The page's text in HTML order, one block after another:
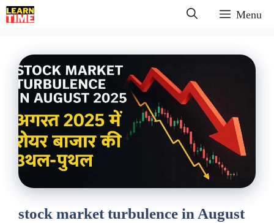
Skip
to
Menu
stock market turbulence in August